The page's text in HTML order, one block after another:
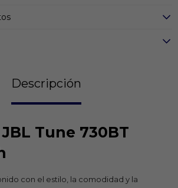
Descripción
Tune 730BT
con el estilo, la comodidad y la